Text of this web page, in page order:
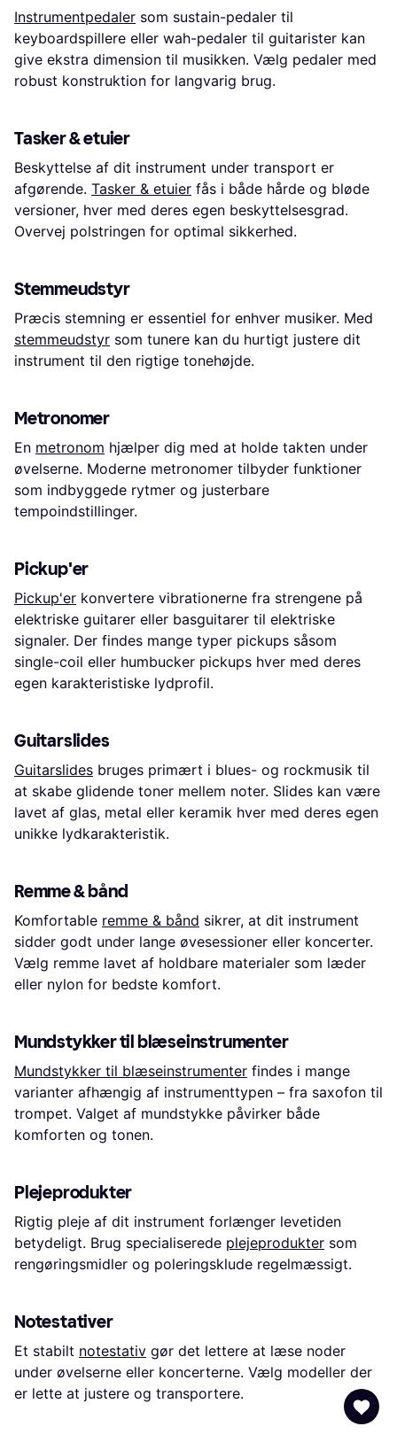
Instrumentpedaler som sustain-pedaler til
keyboardspillere eller wah-pedaler til guitarister kan
give ekstra dimension til musikken. Vælg pedaler med
robust konstruktion for langvarig brug.
Tasker & etuier
Beskyttelse af dit instrument under transport er
afgørende. Tasker & etuier fås i både hårde og bløde
versioner, hver med deres egen beskyttelsesgrad.
Overvej polstringen for optimal sikkerhed.
Stemmeudstyr
Præcis stemning er essentiel for enhver musiker. Med
stemmeudstyr som tunere kan du hurtigt justere dit
instrument til den rigtige tonehøjde.
Metronomer
En metronom hjælper dig med at holde takten under
øvelserne. Moderne metronomer tilbyder funktioner
som indbyggede rytmer og justerbare
tempoindstillinger.
Pickup'er
Pickup'er konvertere vibrationerne fra strengene på
elektriske guitarer eller basguitarer til elektriske
signaler. Der findes mange typer pickups såsom
single-coil eller humbucker pickups hver med deres
egen karakteristiske lydprofil.
Guitarslides
Guitarslides bruges primært i blues- og rockmusik til
at skabe glidende toner mellem noter. Slides kan være
lavet af glas, metal eller keramik hver med deres egen
unikke lydkarakteristik.
Remme & bånd
Komfortable remme & bånd sikrer, at dit instrument
sidder godt under lange øvesessioner eller koncerter.
Vælg remme lavet af holdbare materialer som læder
eller nylon for bedste komfort.
Mundstykker til blæseinstrumenter
Mundstykker til blæseinstrumenter findes i mange
varianter afhængig af instrumenttypen – fra saxofon til
trompet. Valget af mundstykke påvirker både
komforten og tonen.
Plejeprodukter
Rigtig pleje af dit instrument forlænger levetiden
betydeligt. Brug specialiserede plejeprodukter som
rengøringsmidler og poleringsklude regelmæssigt.
Notestativer
Et stabilt notestativ gør det lettere at læse noder
under øvelserne eller koncerterne. Vælg modeller der
er lette at justere og transportere.